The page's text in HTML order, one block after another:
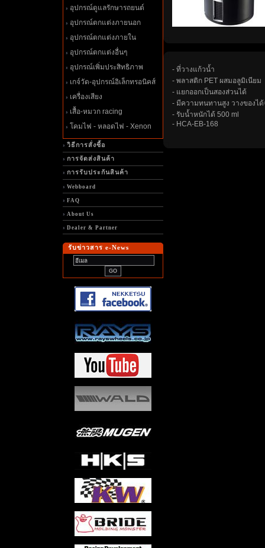
อุปกรณ์ดูแลรักษารถยนต์
อุปกรณ์ตกแต่งภายนอก
อุปกรณ์ตกแต่งภายใน
อุปกรณ์ตกแต่งอื่นๆ
อุปกรณ์เพิ่มประสิทธิภาพ
เกจ์วัด-อุปกรณ์อิเล็กทรอนิคส์
เครื่องเสียง
เสื้อ-หมวก racing
คมไฟ - หลอดไฟ - Xenon
วิธีการสั่งซื้อ
การจัดส่งสินค้า
การรับประกันสินค้า
Webboard
FAQ
About Us
Dealer & Partner
รับข่าวสาร e-News
- ที่วางแก้วน้ำ
- พลาสติก PET ผสมอลูมิเนียม
- แยกออกเป็นสองส่วนได้
- มีความทนทานสูง วางของไ
- รับน้ำหนักได้ 500 ml
- HCA-EB-168